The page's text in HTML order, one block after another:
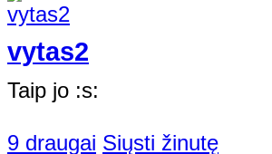
vytas2
Taip jo :s:
9 draugai Siųsti žinutę